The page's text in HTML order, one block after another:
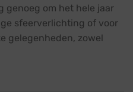
genoeg om het hele jaar
sfeerverlichting of voor
gelegenheden, zowel